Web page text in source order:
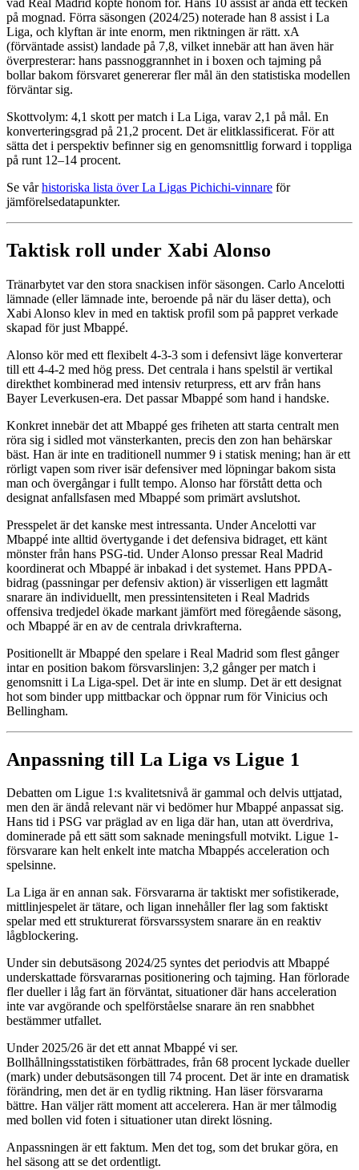
på mognad. Förra säsongen (2024/25) noterade han 8 assist i La
Liga, och klyftan är inte enorm, men riktningen är rätt. xA
(förväntade assist) landade på 7,8, vilket innebär att han även här
överpresterar: hans passnoggrannhet in i boxen och tajming på
bollar bakom försvaret genererar fler mål än den statistiska modellen
förväntar sig.
Skottvolym: 4,1 skott per match i La Liga, varav 2,1 på mål. En
konverteringsgrad på 21,2 procent. Det är elitklassificerat. För att
sätta det i perspektiv befinner sig en genomsnittlig forward i toppliga
på runt 12–14 procent.
Se vårhistoriska lista över La Ligas Pichichi-vinnare för
jämförelsedatapunkter.
Taktisk roll under Xabi Alonso
Tränarbytet var den stora snackisen inför säsongen. Carlo Ancelotti
lämnade (eller lämnade inte, beroende på när du läser detta), och
Xabi Alonso klev in med en taktisk profil som på pappret verkade
skapad för just Mbappé.
Alonso kör med ett flexibelt 4-3-3 som i defensivt läge konverterar
till ett 4-4-2 med hög press. Det centrala i hans spelstil är vertikal
direkthet kombinerad med intensiv returpress, ett arv från hans
Bayer Leverkusen-era. Det passar Mbappé som hand i handske.
Konkret innebär det att Mbappé ges friheten att starta centralt men
röra sig i sidled mot vänsterkanten, precis den zon han behärskar
bäst. Han är inte en traditionell nummer 9 i statisk mening; han är ett
rörligt vapen som river isär defensiver med löpningar bakom sista
man och övergångar i fullt tempo. Alonso har förstått detta och
designat anfallsfasen med Mbappé som primärt avslutshot.
Presspelet är det kanske mest intressanta. Under Ancelotti var
Mbappé inte alltid övertygande i det defensiva bidraget, ett känt
mönster från hans PSG-tid. Under Alonso pressar Real Madrid
koordinerat och Mbappé är inbakad i det systemet. Hans PPDA-
bidrag (passningar per defensiv aktion) är visserligen ett lagmått
snarare än individuellt, men pressintensiteten i Real Madrids
offensiva tredjedel ökade markant jämfört med föregående säsong,
och Mbappé är en av de centrala drivkrafterna.
Positionellt är Mbappé den spelare i Real Madrid som flest gånger
intar en position bakom försvarslinjen: 3,2 gånger per match i
genomsnitt i La Liga-spel. Det är inte en slump. Det är ett designat
hot som binder upp mittbackar och öppnar rum för Vinicius och
Bellingham.
Anpassning till La Liga vs Ligue 1
Debatten om Ligue 1:s kvalitetsnivå är gammal och delvis uttjatad,
men den är ändå relevant när vi bedömer hur Mbappé anpassat sig.
Hans tid i PSG var präglad av en liga där han, utan att överdriva,
dominerade på ett sätt som saknade meningsfull motvikt. Ligue 1-
försvarare kan helt enkelt inte matcha Mbappés acceleration och
spelsinne.
La Liga är en annan sak. Försvararna är taktiskt mer sofistikerade,
mittlinjespelet är tätare, och ligan innehåller fler lag som faktiskt
spelar med ett strukturerat försvarssystem snarare än en reaktiv
lågblockering.
Under sin debutsäsong 2024/25 syntes det periodvis att Mbappé
underskattade försvararnas positionering och tajming. Han förlorade
fler dueller i låg fart än förväntat, situationer där hans acceleration
inte var avgörande och spelförståelse snarare än ren snabbhet
bestämmer utfallet.
Under 2025/26 är det ett annat Mbappé vi ser.
Bollhållningsstatistiken förbättrades, från 68 procent lyckade dueller
(mark) under debutsäsongen till 74 procent. Det är inte en dramatisk
förändring, men det är en tydlig riktning. Han läser försvararna
bättre. Han väljer rätt moment att accelerera. Han är mer tålmodig
med bollen vid foten i situationer utan direkt lösning.
Anpassningen är ett faktum. Men det tog, som det brukar göra, en
hel säsong att se det ordentligt.